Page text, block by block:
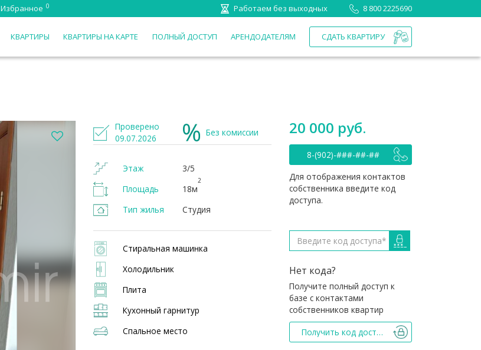
Избранное 0 Работаем без выходных 8 800 2225690
КВАРТИРЫ КВАРТИРЫ НА КАРТЕ ПОЛНЫЙ ДОСТУП АРЕНДОДАТЕЛЯМ СДАТЬ КВАРТИРУ
Проверено
09.07.2026
Без комиссии
Этаж
3/5
Площадь
18м
2
Тип жилья Студия
20 000 руб.
8-(902)-###-##-##
Для отображения контактов
собственника введите код
доступа.
Стиральная машинка
Холодильник
Плита
Кухонный гарнитур
Спальное место
Нет кода?
Получите полный доступ к
базе с контактами
собственников квартир
Получить код доступа